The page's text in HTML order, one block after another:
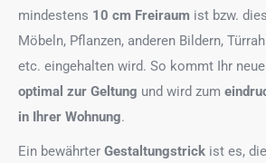
mindestens 10 cm Freiraum ist bzw.
Möbeln, Pflanzen, anderen Bildern,
etc. eingehalten wird. So kommt Ihr
optimal zur Geltung und wird zum
in Ihrer Wohnung.
Ein bewährter Gestaltungstrick ist es, die